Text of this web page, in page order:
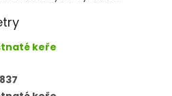
keře